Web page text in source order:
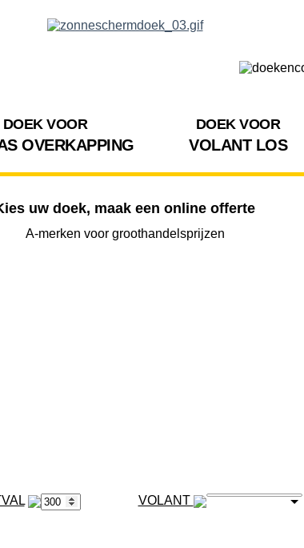
DOEK VOOR
OVERKAPPING
DOEK VOOR
VOLANT LOS
uw doek, maak een online offerte
A-merken voor groothandelsprijzen
VOLANT